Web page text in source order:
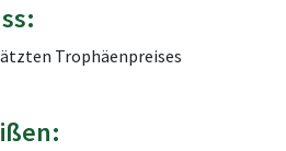
Trophäenpreises